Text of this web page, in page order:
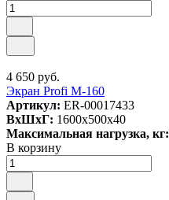
4 650 руб.
Экран Profi M-160
Артикул: ER-00017433
ВxШxГ: 1600x500x40
Максимальная нагрузка, кг:
В корзину